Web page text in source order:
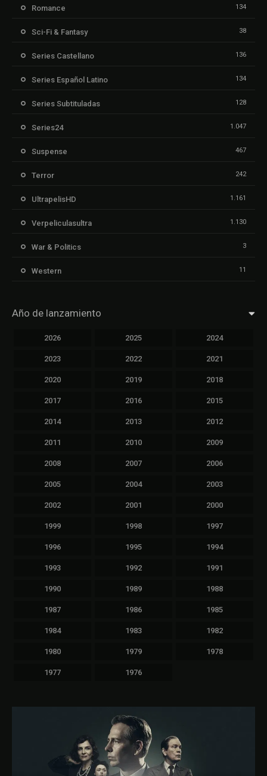
Romance 134
Sci-Fi & Fantasy 38
Series Castellano 136
Series Español Latino 134
Series Subtituladas 128
Series24 1.047
Suspense 467
Terror 242
UltrapelisHD 1.161
Verpeliculasultra 1.130
War & Politics 3
Western 11
Año de lanzamiento
2026 2025 2024
2023 2022 2021
2020 2019 2018
2017 2016 2015
2014 2013 2012
2011 2010 2009
2008 2007 2006
2005 2004 2003
2002 2001 2000
1999 1998 1997
1996 1995 1994
1993 1992 1991
1990 1989 1988
1987 1986 1985
1984 1983 1982
1980 1979 1978
1977 1976